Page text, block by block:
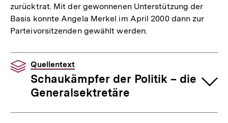
zurücktrat. Mit der gewonnenen Unterstützung der
Basis konnte Angela Merkel im April 2000 dann zur
Parteivorsitzenden gewählt werden.
Quellentext
Schaukämpfer der Politik – die
Generalsektretäre